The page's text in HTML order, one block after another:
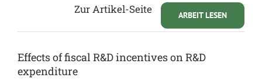
ARBEIT LESEN
Zur Artikel-Seite
Effects of fiscal R&D incentives on R&D
expenditure